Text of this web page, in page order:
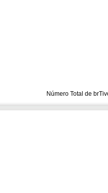
Número Total de